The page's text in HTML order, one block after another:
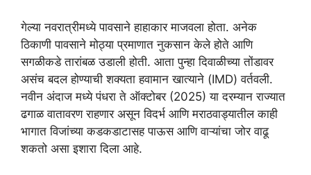
गेल्या नवरात्रीमध्ये पावसाने हाहाकार माजवला होता. अनेक
ठिकाणी पावसाने मोठ्या प्रमाणात नुकसान केले होते आणि
सगळीकडे तारांबळ उडाली होती. आता पुन्हा दिवाळीच्या तोंडावर
असंच बदल होण्याची शक्यता हवामान खात्याने (IMD) वर्तवली.
नवीन अंदाज मध्ये पंधरा ते ऑक्टोबर (2025) या दरम्यान राज्यात
ढगाळ वातावरण राहणार असून विदर्भ आणि मराठवाड्यातील काही
भागात विजांच्या कडकडाटासह पाऊस आणि वाऱ्यांचा जोर वाढू
शकतो असा इशारा दिला आहे.